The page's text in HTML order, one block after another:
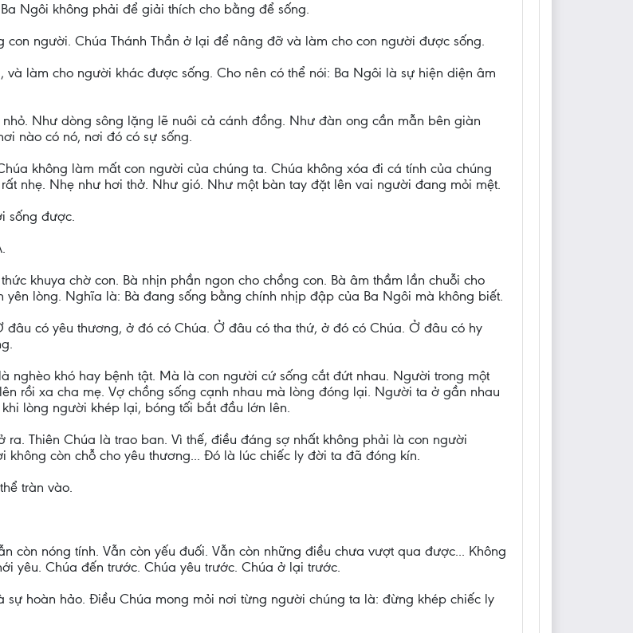
Ngôi không phải để giải thích cho bằng để sống.
người. Chúa Thánh Thần ở lại để nâng đỡ và làm cho con người được sống.
làm cho người khác được sống. Cho nên có thể nói: Ba Ngôi là sự hiện diện âm
Như dòng sông lặng lẽ nuôi cả cánh đồng. Như đàn ong cần mẫn bên giàn
nào có nó, nơi đó có sự sống.
không làm mất con người của chúng ta. Chúa không xóa đi cá tính của chúng
nhẹ. Nhẹ như hơi thở. Như gió. Như một bàn tay đặt lên vai người đang mỏi mệt.
sống được.
khuya chờ con. Bà nhịn phần ngon cho chồng con. Bà âm thầm lần chuỗi cho
lòng. Nghĩa là: Bà đang sống bằng chính nhịp đập của Ba Ngôi mà không biết.
có yêu thương, ở đó có Chúa. Ở đâu có tha thứ, ở đó có Chúa. Ở đâu có hy
nghèo khó hay bệnh tật. Mà là con người cứ sống cắt đứt nhau. Người trong một
rồi xa cha mẹ. Vợ chồng sống cạnh nhau mà lòng đóng lại. Người ta ở gần nhau
lòng người khép lại, bóng tối bắt đầu lớn lên.
ra. Thiên Chúa là trao ban. Vì thế, điều đáng sợ nhất không phải là con người
còn chỗ cho yêu thương... Đó là lúc chiếc ly đời ta đã đóng kín.
tràn vào.
còn nóng tính. Vẫn còn yếu đuối. Vẫn còn những điều chưa vượt qua được... Không
yêu. Chúa đến trước. Chúa yêu trước. Chúa ở lại trước.
hoàn hảo. Điều Chúa mong mỏi nơi từng người chúng ta là: đừng khép chiếc ly